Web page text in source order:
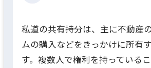
私道の共有持分は、主に不動産
ムの購入などをきっかけに所有
す。複数人で権利を持っている